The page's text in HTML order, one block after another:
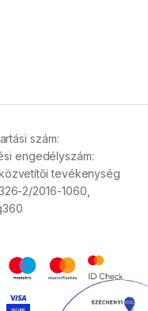
szám:
engedélyszám:
tevékenység
2/2016-1060,